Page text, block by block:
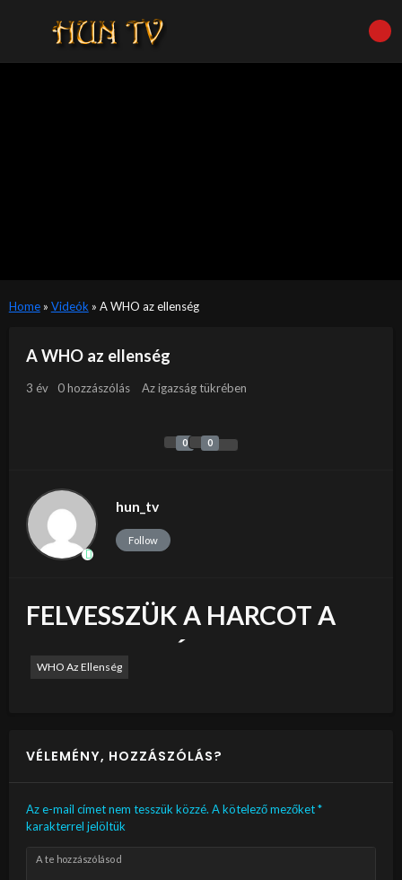
Home» Videók » A WHO az ellenség
A WHO az ellenség
3 év 0 hozzászólás Az igazság tükrében
0 0
hun_tv
Follow
FELVESSZÜK A HARCOT A
MULTIMILLIÁRDOSOK
VILÁGKORMÁNY
TÖREKVÉSE ELLEN
WHO Az Ellenség
VÉLEMÉNY, HOZZÁSZÓLÁS?
Az e-mail címet nem tesszük közzé. A kötelező mezőket*
karakterrel jelöltük
A te hozzászólásod